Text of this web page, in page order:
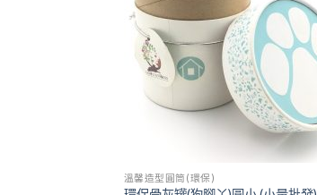
溫馨造型圓筒(環保)